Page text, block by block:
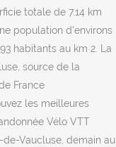
totale de 7.14 km
population d'environs
habitants au km 2. La
source de la
France
les meilleures
Vélo VTT
de-Vaucluse, demain au